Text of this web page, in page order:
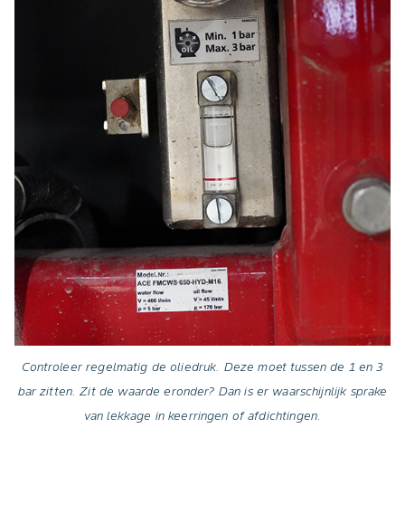
Controleer regelmatig de oliedruk. Deze moet tussen de 1 en 3
bar zitten. Zit de waarde eronder? Dan is er waarschijnlijk sprake
van lekkage in keerringen of afdichtingen.